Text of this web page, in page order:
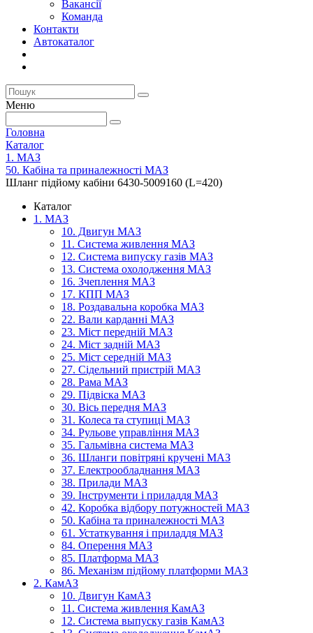
Вакансії
Команда
Контакти
Автокаталог
Меню
Головна
Каталог
1. МАЗ
50. Кабіна та приналежності МАЗ
Шланг підйому кабіни 6430-5009160 (L=420)
Каталог
1. МАЗ
10. Двигун МАЗ
11. Система живлення МАЗ
12. Система випуску газів МАЗ
13. Система охолодження МАЗ
16. Зчеплення МАЗ
17. КПП МАЗ
18. Роздавальна коробка МАЗ
22. Вали карданні МАЗ
23. Міст передній МАЗ
24. Міст задній МАЗ
25. Міст середній МАЗ
27. Сідельний пристрій МАЗ
28. Рама МАЗ
29. Підвіска МАЗ
30. Вісь передня МАЗ
31. Колеса та ступиці МАЗ
34. Рульове управління МАЗ
35. Гальмівна система МАЗ
36. Шланги повітряні кручені МАЗ
37. Електрообладнання МАЗ
38. Прилади МАЗ
39. Інструменти і приладдя МАЗ
42. Коробка відбору потужностей МАЗ
50. Кабіна та приналежності МАЗ
61. Устаткування і приладдя МАЗ
84. Оперення МАЗ
85. Платформа МАЗ
86. Механізм підйому платформи МАЗ
2. КамАЗ
10. Двигун КамАЗ
11. Система живлення КамАЗ
12. Система выпуску газів КамАЗ